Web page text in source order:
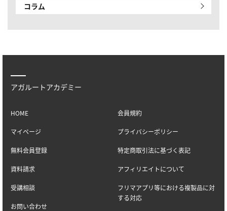
コラム
アガルートアカデミー
HOME
マイページ
無料会員登録
資料請求
受講相談
お問い合わせ
会員規約
プライバシーポリシー
特定商取引法に基づく表記
アフィリエイトについて
フリマアプリ等における複製品に対
する対応